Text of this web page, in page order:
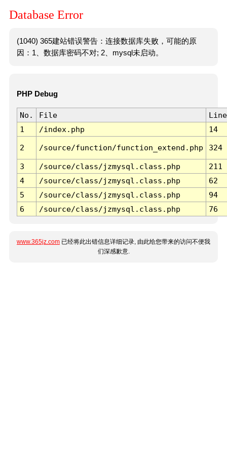
Database Error
(1040) 365建站错误警告：连接数据库失败，可能的原
因：1、数据库密码不对; 2、mysql未启动。
PHP Debug
No. File
Line
1
/index.php 14
2 /source/function/function_extend.php 324
3 /source/class/jzmysql.class.php
211
4
/source/class/jzmysql.class.php
62
5
/source/class/jzmysql.class.php
94
6
/source/class/jzmysql.class.php 76
www.365jz.com 已经将此出错信息详细记录, 由此给您带来的访问不便我
们深感歉意.